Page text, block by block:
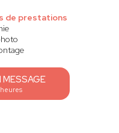
de prestations
MESSAGE